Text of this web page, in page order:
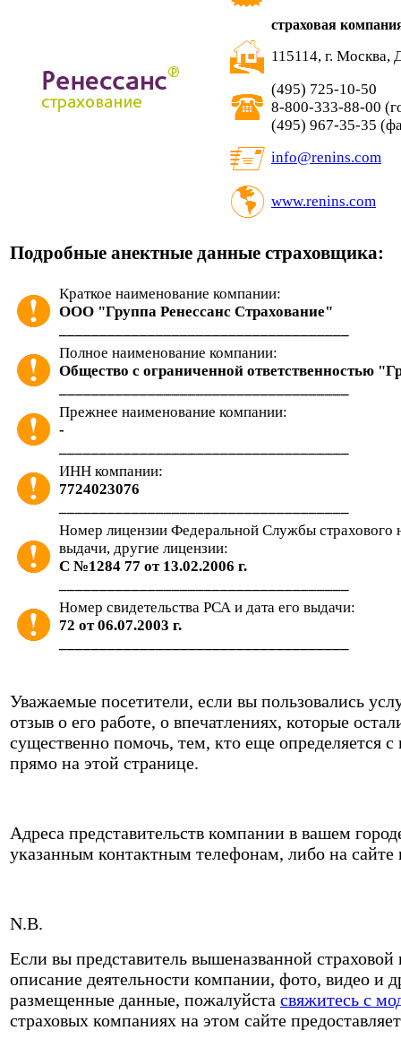
страховая
115114, г. Москва,
(495) 725-10-50
8-800-333-88-00
(495) 967-35-35
info@renins.com
www.renins.com
Подробные анектные данные страховщика:
Краткое наименование компании:
ООО "Группа Ренессанс Страхование"
Полное наименование компании:
Общество с ограниченной ответственностью
Прежнее наименование компании:
-
ИНН компании:
7724023076
Номер лицензии Федеральной Службы страхового
выдачи, другие лицензии:
С №1284 77 от 13.02.2006 г.
Номер свидетельства РСА и дата его выдачи:
72 от 06.07.2003 г.
Уважаемые посетители, если вы пользовались
отзыв о его работе, о впечатлениях, которые
существенно помочь, тем, кто еще определяется
прямо на этой странице.
Адреса представительств компании в вашем
указанным контактным телефонам, либо на
N.B.
Если вы представитель вышеназванной
описание деятельности компании, фото, видео
размещенные данные, пожалуйста свяжитесь с
страховых компаниях на этом сайте